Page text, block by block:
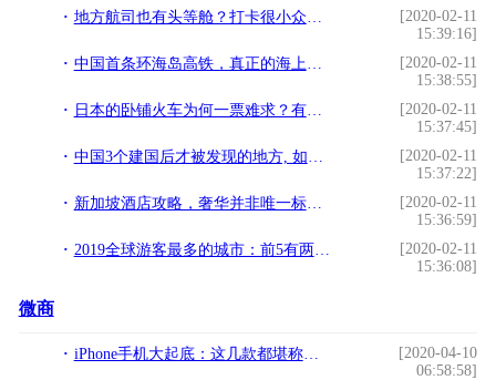
地方航司也有头等舱？打卡很小众的河北航空，飞机餐烤面包吃美了
[2020-02-11
15:39:16]
中国首条环海岛高铁，真正的海上小火车，不到300元看尽海南风光
[2020-02-11
15:38:55]
日本的卧铺火车为何一票难求？有机会一定要体验一次的梦幻之旅
[2020-02-11
15:37:45]
中国3个建国后才被发现的地方, 如今成世界级景点。
[2020-02-11
15:37:22]
新加坡酒店攻略，奢华并非唯一标准，还需要华丽丽的仪式感
[2020-02-11
15:36:59]
2019全球游客最多的城市：前5有两个在中国
[2020-02-11
15:36:08]
微商
iPhone手机大起底：这几款都堪称是经典，你还在用它吗？
[2020-04-10
06:58:58]